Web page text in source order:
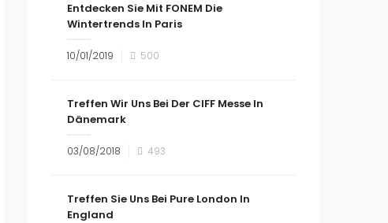
Entdecken Sie Mit FONEM Die
Wintertrends In Paris
10/01/2019 500
Treffen Wir Uns Bei Der CIFF Messe In
Dänemark
03/08/2018 493
Treffen Sie Uns Bei Pure London In
England